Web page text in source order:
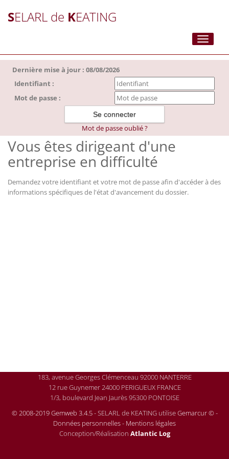
SELARL de KEATING
Toggle
Dernière mise à jour : 08/08/2026
Identifiant :
Mot de passe :
Mot de passe oublié ?
Vous êtes dirigeant d'une
entreprise en difficulté
Demandez votre identifiant et votre mot de passe afin d'accéder à des
informations spécifiques de l'état d'avancement du dossier.
183, avenue Georges Clémenceau 92000 NANTERRE
12 rue Guynemer 24000 PERIGUEUX FRANCE
1/3, boulevard Jean Jaurès 95300 PONTOISE
© 2008-2019 Gemweb 3.4.5- SELARL de KEATING utiliseGemarcur ©-
Données personnelles- Mentions légales
Conception/Réalisation Atlantic Log